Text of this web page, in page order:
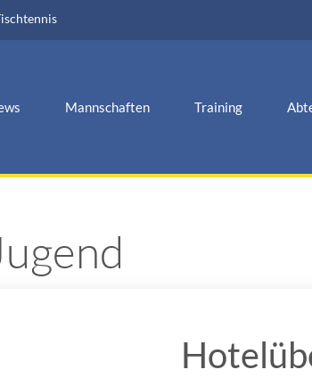
Mannschaften Training